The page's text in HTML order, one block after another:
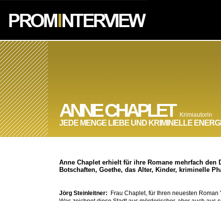
ANNE CHAPLET Krimiautorin
JEDE MENGE LIEBE UND KRIMINELLE
Anne Chaplet erhielt für ihre Romane mehrfach
Botschaften, Goethe, das Alter, Kinder, kriminelle
Jörg Steinleitner:
Frau Chaplet, für Ihren neuesten